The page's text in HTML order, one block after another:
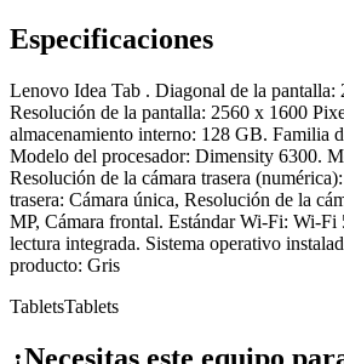
Especificaciones
Lenovo Idea Tab . Diagonal de la pantalla:
Resolución de la pantalla: 2560 x 1600
almacenamiento interno: 128 GB. Familia
Modelo del procesador: Dimensity 6300.
Resolución de la cámara trasera
trasera: Cámara única, Resolución de la
MP, Cámara frontal. Estándar Wi-Fi: Wi-Fi
lectura integrada. Sistema operativo
producto: Gris
TabletsTablets